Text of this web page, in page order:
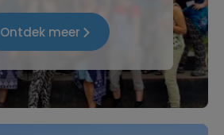
Ontdek meer